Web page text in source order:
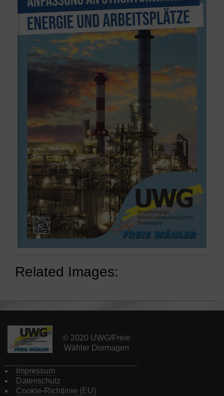
Related Images:
© 2020 UWG/Freie
Wähler Dormagen
Impressum
Datenschutz
Cookie-Richtlinie (EU)